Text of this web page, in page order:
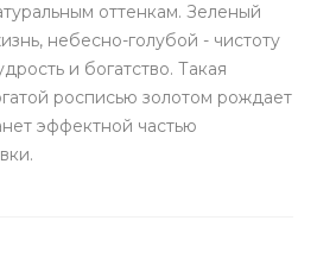
оттенкам. Зеленый
небесно-голубой - чистоту
и богатство. Такая
росписью золотом рождает
эффектной частью